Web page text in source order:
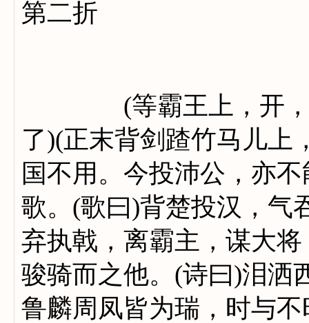
第二折
(等霸王上，开，一
了)(正末背剑蹅竹马儿上
国不用。今投沛公，亦
歌。(歌曰)背楚投汉，气
弃执戟，离霸主，谋大
骏骑而之他。(诗曰)泪洒
鲁麟周凤皆为瑞，时与